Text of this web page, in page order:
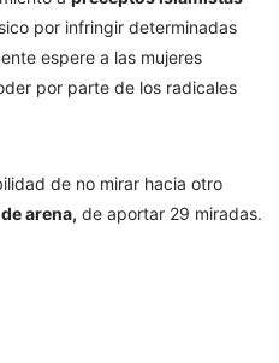
por infringir determinadas
espere a las mujeres
por parte de los radicales
de no mirar hacia otro
arena, de aportar 29 miradas.